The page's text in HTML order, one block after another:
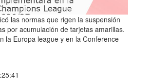
las normas que rigen la suspensión
por acumulación de tarjetas amarillas.
la Europa league y en la Conference